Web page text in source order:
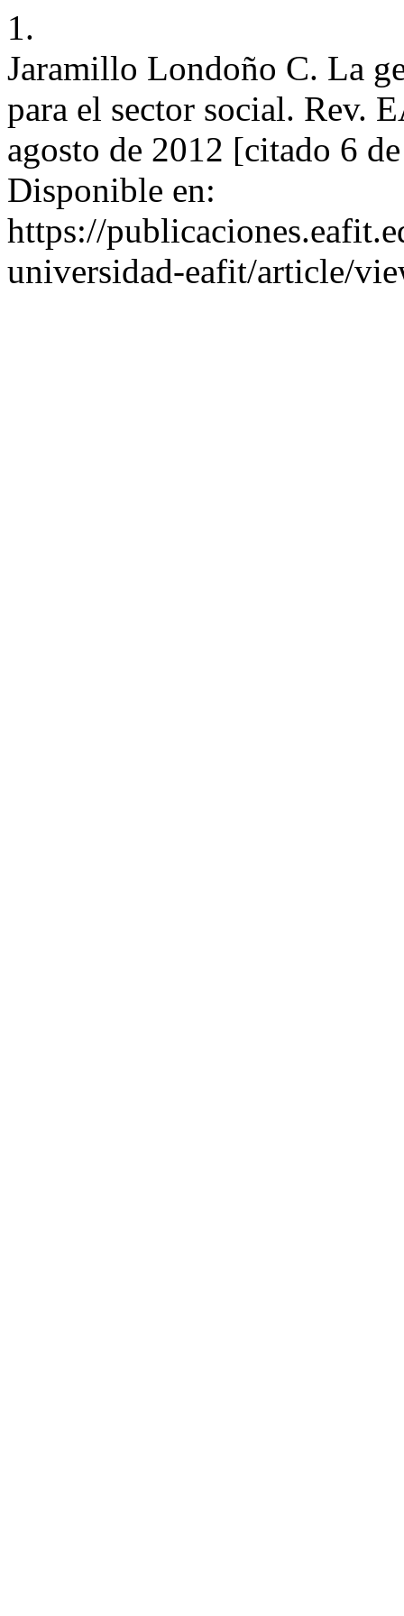
1.
Jaramillo Londoño C. La
para el sector social. Rev.
agosto de 2012 [citado 6
Disponible en:
https://
universidad-eafit/article/